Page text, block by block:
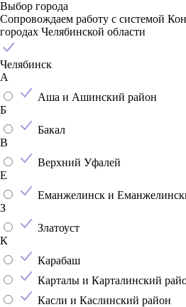
Выбор города
Сопровождаем работу с системой
городах Челябинской области
Челябинск
А
Аша и Ашинский район
Б
Бакал
В
Верхний Уфалей
Е
Еманжелинск и
З
Златоуст
К
Карабаш
Карталы и Карталинский
Касли и Каслинский район